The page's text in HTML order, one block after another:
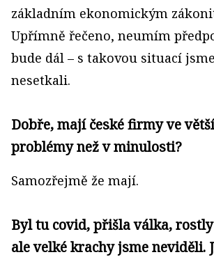
základním ekonomickým
Upřímně řečeno, neumím
bude dál – s takovou situací
nesetkali.
Dobře, mají české firmy ve
problémy než v minulosti?
Samozřejmě že mají.
Byl tu covid, přišla válka,
ale velké krachy jsme neviděli.